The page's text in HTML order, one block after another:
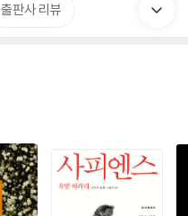
출판사 리뷰